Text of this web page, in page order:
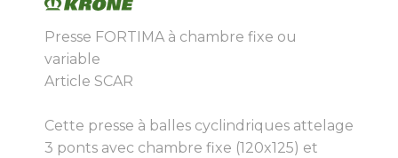
Presse FORTIMA à chambre fixe ou
variable
Article SCAR
Cette presse à balles cyclindriques attelage
3 ponts avec chambre fixe (120x125) et